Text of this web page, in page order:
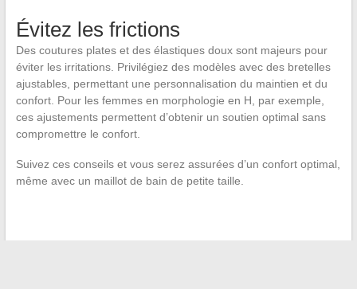
Évitez les frictions
Des coutures plates et des élastiques doux sont majeurs pour
éviter les irritations. Privilégiez des modèles avec des bretelles
ajustables, permettant une personnalisation du maintien et du
confort. Pour les femmes en morphologie en H, par exemple,
ces ajustements permettent d’obtenir un soutien optimal sans
compromettre le confort.
Suivez ces conseils et vous serez assurées d’un confort optimal,
même avec un maillot de bain de petite taille.